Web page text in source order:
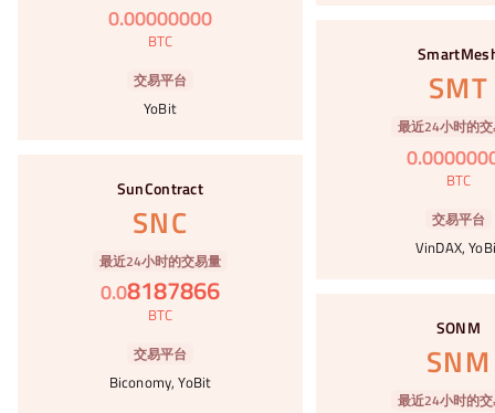
0.00000000
BTC
交易平台
YoBit SMT
最近24小时的
0.
BTC
交易平台
VinDAX,
SunContract
SNC
最近24小时的交易量
0.08187866
BTC
交易平台
Biconomy, YoBit
SONM
SNM
最近24小时的